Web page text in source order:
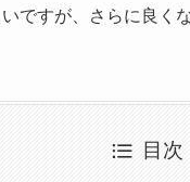
ですが、さらに良く
目次